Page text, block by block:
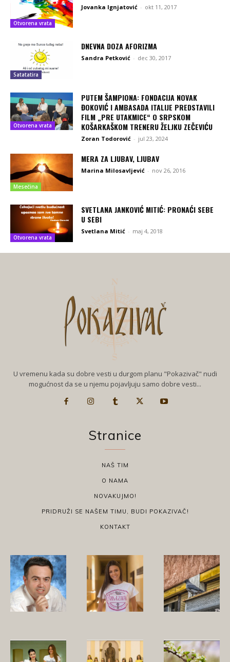
Otvorena vrata
Jovanka Ignjatović - okt 11, 2017
Satatatira
DNEVNA DOZA AFORIZMA
Sandra Petković - dec 30, 2017
Otvorena vrata
PUTEM ŠAMPIONA: FONDACIJA NOVAK
ĐOKOVIĆ I AMBASADA ITALIJE PREDSTAVILI
FILM „PRE UTAKMICE“ O SRPSKOM
KOŠARKAŠKOM TRENERU ŽELJKU ZEČEVIĆU
Zoran Todorović - jul 23, 2024
Mesečina
MERA ZA LJUBAV, LJUBAV
Marina Milosavljević - nov 26, 2016
Otvorena vrata
SVETLANA JANKOVIĆ MITIĆ: PRONAĆI SEBE
U SEBI
Svetlana Mitić - maj 4, 2018
U vremenu kada su dobre vesti u durgom planu "Pokazivač" nudi
mogućnost da se u njemu pojavljuju samo dobre vesti...
Stranice
NAŠ TIM
O NAMA
NOVAKUJMO!
PRIDRUŽI SE NAŠEM TIMU, BUDI POKAZIVAČ!
KONTAKT